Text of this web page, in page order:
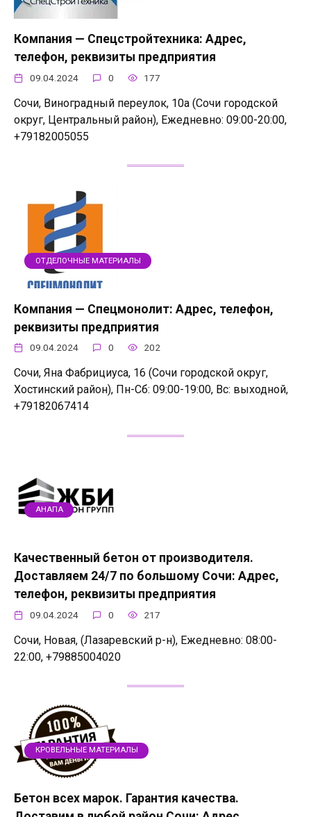
Компания — Спецстройтехника: Адрес,
телефон, реквизиты предприятия
09.04.2024 0 177
Сочи, Виноградный переулок, 10а (Сочи городской
округ, Центральный район), Ежедневно: 09:00-20:00,
+79182005055
ОТДЕЛОЧНЫЕ МАТЕРИАЛЫ
Компания — Спецмонолит: Адрес, телефон,
реквизиты предприятия
09.04.2024 0 202
Сочи, Яна Фабрициуса, 16 (Сочи городской округ,
Хостинский район), Пн-Сб: 09:00-19:00, Вс: выходной,
+79182067414
АНАПА
Качественный бетон от производителя.
Доставляем 24/7 по большому Сочи: Адрес,
телефон, реквизиты предприятия
09.04.2024 0 217
Сочи, Новая, (Лазаревский р-н), Ежедневно: 08:00-
22:00, +79885004020
КРОВЕЛЬНЫЕ МАТЕРИАЛЫ
Бетон всех марок. Гарантия качества.